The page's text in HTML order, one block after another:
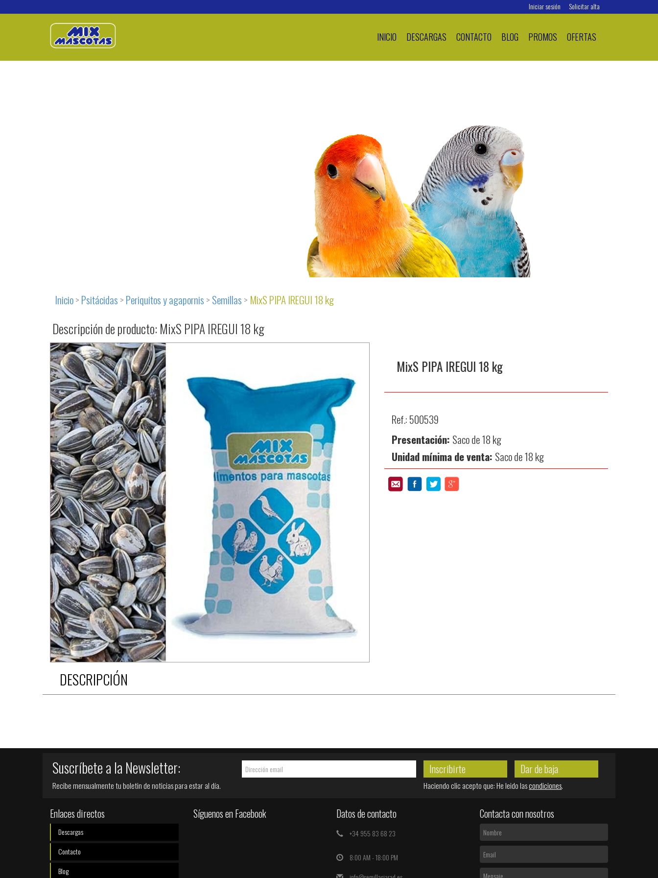
Iniciar sesión Solicitar alta
INICIO DESCARGAS CONTACTO BLOG PROMOS OFERTAS
Inicio>Psitácidas>Periquitos y agapornis>Semillas> MixS PIPA IREGUI 18 kg
Descripción de producto: MixS PIPA IREGUI 18 kg
MixS PIPA IREGUI 18 kg
Ref.: 500539
Presentación: Saco de 18 kg
Unidad mínima de venta: Saco de 18 kg
DESCRIPCIÓN
Suscríbete a la Newsletter:
Recibe mensualmente tu boletin de noticias para estar al día.
Inscribirte Dar de baja
Haciendo clic acepto que: He leido lascondiciones.
Enlaces directos
Descargas
Contacto
Blog
Síguenos en Facebook Datos de contacto
+34 955 83 68 23
8:00 AM - 18:00 PM
Contacta con nosotros